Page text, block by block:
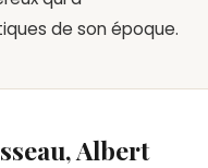
de son époque.
Albert